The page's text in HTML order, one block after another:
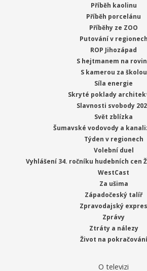
Příběh kaolinu
Příběh porcelánu
Příběhy ze ZOO
Putování v regionech
ROP Jihozápad
S hejtmanem na
S kamerou za školou
Síla energie
Skryté poklady
Slavnosti svobody
Svět zblízka
Šumavské vodovody a
Týden v regionech
Volební duel
Vyhlášení 34. ročníku hudebních cen
WestCast
Za ušima
Západočeský talíř
Zpravodajský expres
Zprávy
Ztráty a nálezy
Život na pokračování
O televizi